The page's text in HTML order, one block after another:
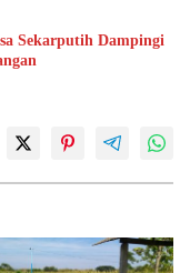
Sekarputih Dampingi